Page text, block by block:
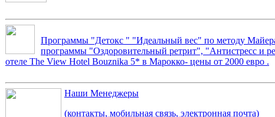
Программы "Детокс " "Идеальный вес" по методу
программы "Оздоровительный ретрит", "Антистресс и
отеле The View Hotel Bouznika 5* в Марокко- цены от 2000 евро .
Наши Менеджеры
(контакты, мобильная связь, электронная почта)